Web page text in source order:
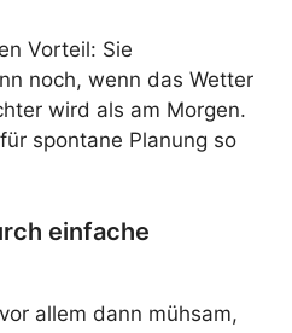
Vorteil: Sie
noch, wenn das Wetter
wird als am Morgen.
spontane Planung so
einfache
allem dann mühsam,